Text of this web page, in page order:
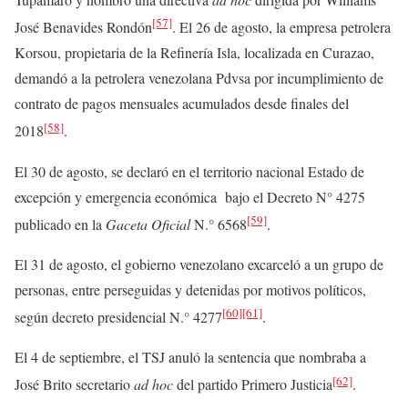
José Benavides Rondón[57]. El 26 de agosto, la empresa petrolera
Korsou, propietaria de la Refinería Isla, localizada en Curazao,
demandó a la petrolera venezolana Pdvsa por incumplimiento de
contrato de pagos mensuales acumulados desde finales del
2018[58].
El 30 de agosto, se declaró en el territorio nacional Estado de
excepción y emergencia económica bajo el Decreto N° 4275
publicado en la Gaceta OficialN.° 6568[59].
El 31 de agosto, el gobierno venezolano excarceló a un grupo de
personas, entre perseguidas y detenidas por motivos políticos,
según decreto presidencial N.° 4277[60][61].
El 4 de septiembre, el TSJ anuló la sentencia que nombraba a
José Brito secretarioad hocdel partido Primero Justicia[62].